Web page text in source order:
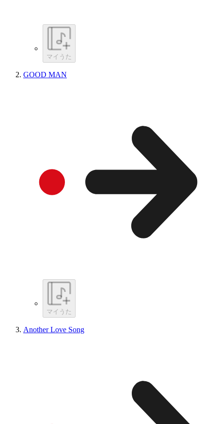
マイうた
GOOD MAN
マイうた
Another Love Song